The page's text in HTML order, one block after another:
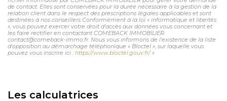
de contact. Elles sont conservées pour la durée nécessaire à la gestion de la
relation client dans le respect des prescriptions légales applicables et sont
destinées à nos conseillers Conformément à la loi « informatique et libertés
», vous pouvez exercer votre droit d'accès aux données vous concernant et
les faire rectifier en contactant COMEBACK IMMOBILIER
contact@comeback-immo.fr. Nous vous informons de l'existence de la liste
d'opposition au démarchage téléphonique « Bloctel », sur laquelle vous
pouvez vous inscrire ici : https://www.bloctel.gouv.fr/»
Les calculatrices